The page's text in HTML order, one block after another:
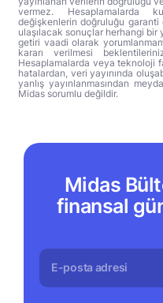
vermez. Hesaplamalarda
değişkenlerin doğruluğu garanti
ulaşılacak sonuçlar herhangi bir
getiri vaadi olarak
kararı verilmesi
Hesaplamalarda veya teknoloji
hatalardan, veri yayınında
yanlış yayınlanmasından
Midas sorumlu değildir.
Midas
finansal